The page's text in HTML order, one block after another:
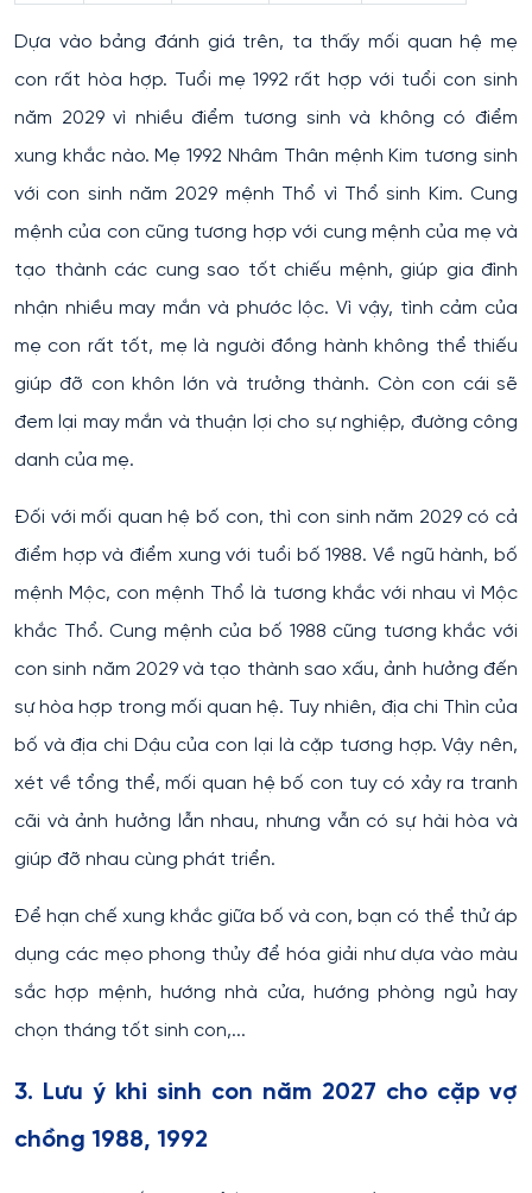
Dựa vào bảng đánh giá trên, ta thấy mối quan hệ mẹ
con rất hòa hợp. Tuổi mẹ 1992 rất hợp với tuổi con sinh
năm 2029 vì nhiều điểm tương sinh và không có điểm
xung khắc nào. Mẹ 1992 Nhâm Thân mệnh Kim tương sinh
với con sinh năm 2029 mệnh Thổ vì Thổ sinh Kim. Cung
mệnh của con cũng tương hợp với cung mệnh của mẹ và
tạo thành các cung sao tốt chiếu mệnh, giúp gia đình
nhận nhiều may mắn và phước lộc. Vì vậy, tình cảm của
mẹ con rất tốt, mẹ là người đồng hành không thể thiếu
giúp đỡ con khôn lớn và trưởng thành. Còn con cái sẽ
đem lại may mắn và thuận lợi cho sự nghiệp, đường công
danh của mẹ.
Đối với mối quan hệ bố con, thì con sinh năm 2029 có cả
điểm hợp và điểm xung với tuổi bố 1988. Về ngũ hành, bố
mệnh Mộc, con mệnh Thổ là tương khắc với nhau vì Mộc
khắc Thổ. Cung mệnh của bố 1988 cũng tương khắc với
con sinh năm 2029 và tạo thành sao xấu, ảnh hưởng đến
sự hòa hợp trong mối quan hệ. Tuy nhiên, địa chi Thìn của
bố và địa chi Dậu của con lại là cặp tương hợp. Vậy nên,
xét về tổng thể, mối quan hệ bố con tuy có xảy ra tranh
cãi và ảnh hưởng lẫn nhau, nhưng vẫn có sự hài hòa và
giúp đỡ nhau cùng phát triển.
Để hạn chế xung khắc giữa bố và con, bạn có thể thử áp
dụng các mẹo phong thủy để hóa giải như dựa vào màu
sắc hợp mệnh, hướng nhà cửa, hướng phòng ngủ hay
chọn tháng tốt sinh con,...
3. Lưu ý khi sinh con năm 2027 cho cặp vợ
chồng 1988, 1992